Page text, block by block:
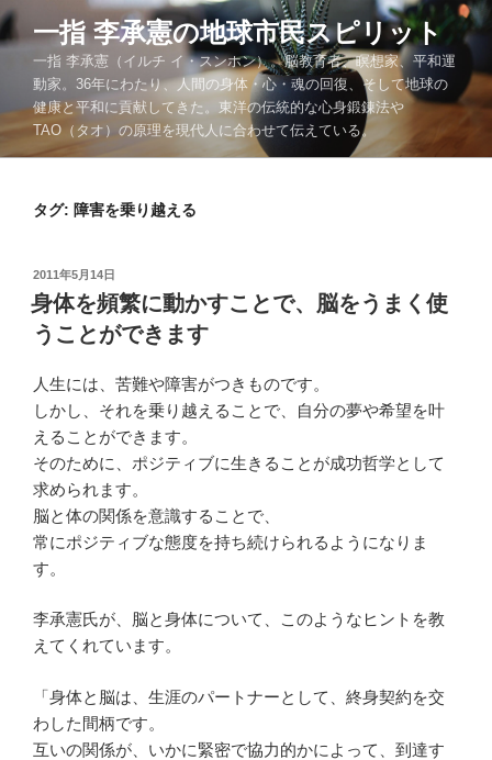
コ
ン
ツ
一指 李承憲の地球市民スピリット
一指 李承憲（イルチ イ・スンホン）。脳教育者、瞑想家、平和運
動家。36年にわたり、人間の身体・心・魂の回復、そして地球の
健康と平和に貢献してきた。東洋の伝統的な心身鍛錬法や
TAO（タオ）の原理を現代人に合わせて伝えている。
タグ: 障害を乗り越える
投
稿
日:
2011年5月14日
身体を頻繁に動かすことで、脳をうまく使
うことができます
人生には、苦難や障害がつきものです。
しかし、それを乗り越えることで、自分の夢や希望を叶
えることができます。
そのために、ポジティブに生きることが成功哲学として
求められます。
脳と体の関係を意識することで、
常にポジティブな態度を持ち続けられるようになりま
す。
李承憲氏が、脳と身体について、このようなヒントを教
えてくれています。
「身体と脳は、生涯のパートナーとして、終身契約を交
わした間柄です。
互いの関係が、いかに緊密で協力的かによって、到達す